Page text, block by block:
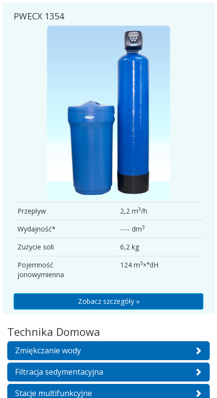
PWECX 1354
Przepływ 2,2 m3/h
Wydajność*
---- dm3
Zużycie soli
6,2 kg
Pojemność
jonowymienna
124 m3×°dH
Zobacz szczegóły »
Technika Domowa
Zmiękczanie wody
Filtracja sedymentacyjna
Stacje multifunkcyjne